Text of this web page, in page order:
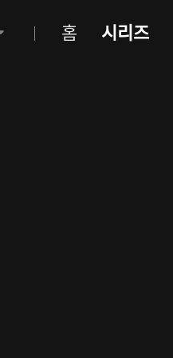
홈 시리즈